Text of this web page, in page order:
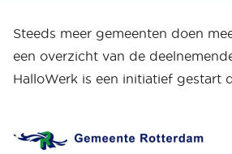
Steeds meer gemeenten doen
een overzicht van de
HalloWerk is een initiatief gestart